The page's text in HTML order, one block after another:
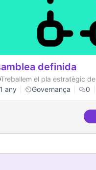
definida
Treballem el pla estratègic
1 any
Governança 0